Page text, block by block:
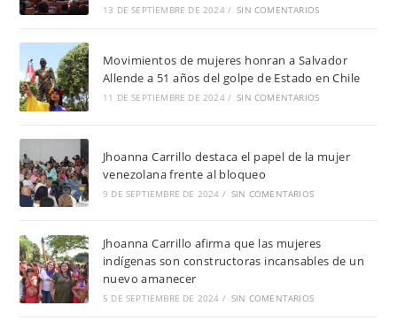
13 DE SEPTIEMBRE DE 2024 / SIN COMENTARIOS
Movimientos de mujeres honran a Salvador
Allende a 51 años del golpe de Estado en Chile
11 DE SEPTIEMBRE DE 2024 / SIN COMENTARIOS
Jhoanna Carrillo destaca el papel de la mujer
venezolana frente al bloqueo
9 DE SEPTIEMBRE DE 2024 / SIN COMENTARIOS
Jhoanna Carrillo afirma que las mujeres
indígenas son constructoras incansables de un
nuevo amanecer
5 DE SEPTIEMBRE DE 2024 / SIN COMENTARIOS